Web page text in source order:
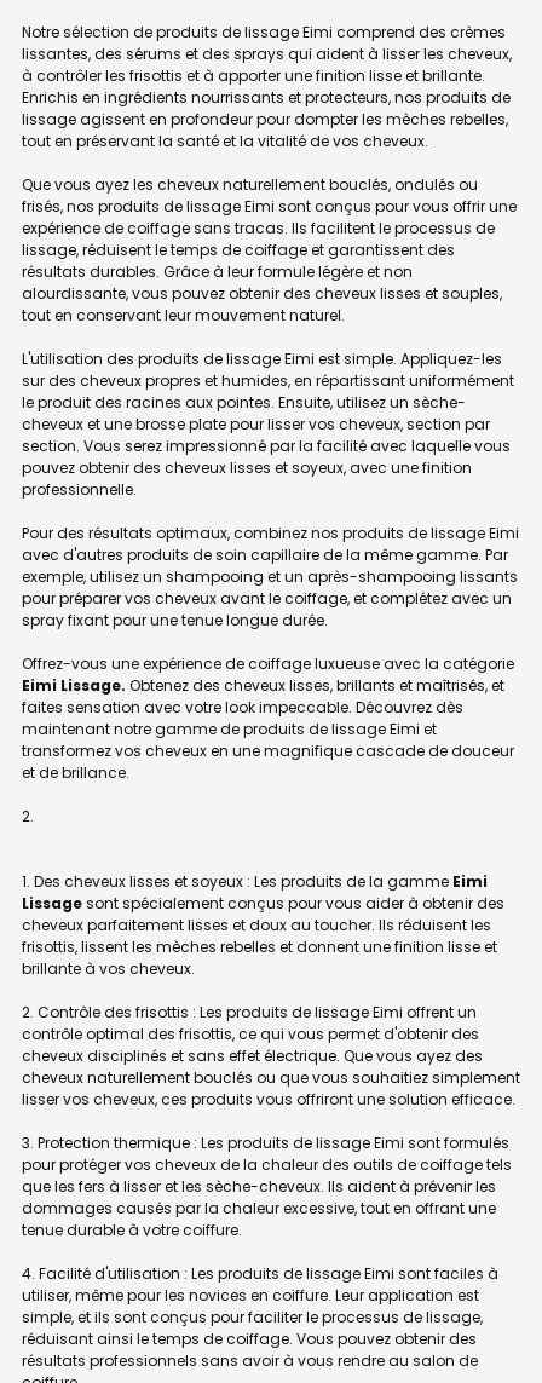
Notre sélection de produits de lissage Eimi comprend des crèmes
lissantes, des sérums et des sprays qui aident à lisser les cheveux,
à contrôler les frisottis et à apporter une finition lisse et brillante.
Enrichis en ingrédients nourrissants et protecteurs, nos produits de
lissage agissent en profondeur pour dompter les mèches rebelles,
tout en préservant la santé et la vitalité de vos cheveux.
Que vous ayez les cheveux naturellement bouclés, ondulés ou
frisés, nos produits de lissage Eimi sont conçus pour vous offrir une
expérience de coiffage sans tracas. Ils facilitent le processus de
lissage, réduisent le temps de coiffage et garantissent des
résultats durables. Grâce à leur formule légère et non
alourdissante, vous pouvez obtenir des cheveux lisses et souples,
tout en conservant leur mouvement naturel.
L'utilisation des produits de lissage Eimi est simple. Appliquez-les
sur des cheveux propres et humides, en répartissant uniformément
le produit des racines aux pointes. Ensuite, utilisez un sèche-
cheveux et une brosse plate pour lisser vos cheveux, section par
section. Vous serez impressionné par la facilité avec laquelle vous
pouvez obtenir des cheveux lisses et soyeux, avec une finition
professionnelle.
Pour des résultats optimaux, combinez nos produits de lissage Eimi
avec d'autres produits de soin capillaire de la même gamme. Par
exemple, utilisez un shampooing et un après-shampooing lissants
pour préparer vos cheveux avant le coiffage, et complétez avec un
spray fixant pour une tenue longue durée.
Offrez-vous une expérience de coiffage luxueuse avec la catégorie
Eimi Lissage. Obtenez des cheveux lisses, brillants et maîtrisés, et
faites sensation avec votre look impeccable. Découvrez dès
maintenant notre gamme de produits de lissage Eimi et
transformez vos cheveux en une magnifique cascade de douceur
et de brillance.
1. Des cheveux lisses et soyeux : Les produits de la gamme Eimi
Lissagesont spécialement conçus pour vous aider à obtenir des
cheveux parfaitement lisses et doux au toucher. Ils réduisent les
frisottis, lissent les mèches rebelles et donnent une finition lisse et
brillante à vos cheveux.
2. Contrôle des frisottis : Les produits de lissage Eimi offrent un
contrôle optimal des frisottis, ce qui vous permet d'obtenir des
cheveux disciplinés et sans effet électrique. Que vous ayez des
cheveux naturellement bouclés ou que vous souhaitiez simplement
lisser vos cheveux, ces produits vous offriront une solution efficace.
3. Protection thermique : Les produits de lissage Eimi sont formulés
pour protéger vos cheveux de la chaleur des outils de coiffage tels
que les fers à lisser et les sèche-cheveux. Ils aident à prévenir les
dommages causés par la chaleur excessive, tout en offrant une
tenue durable à votre coiffure.
4. Facilité d'utilisation : Les produits de lissage Eimi sont faciles à
utiliser, même pour les novices en coiffure. Leur application est
simple, et ils sont conçus pour faciliter le processus de lissage,
réduisant ainsi le temps de coiffage. Vous pouvez obtenir des
résultats professionnels sans avoir à vous rendre au salon de